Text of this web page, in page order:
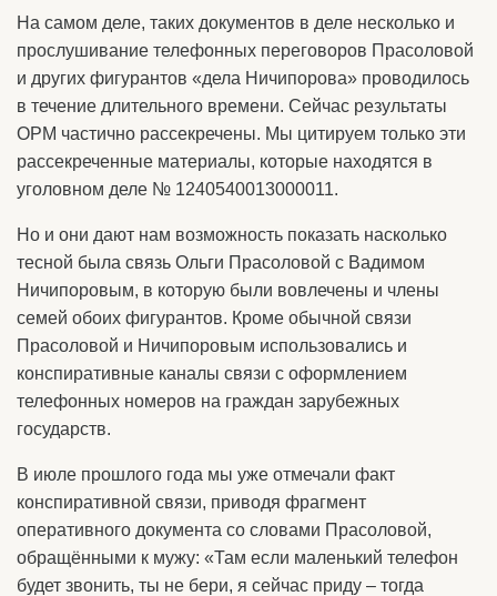
На самом деле, таких документов в деле несколько и
прослушивание телефонных переговоров Прасоловой
и других фигурантов «дела Ничипорова» проводилось
в течение длительного времени. Сейчас результаты
ОРМ частично рассекречены. Мы цитируем только эти
рассекреченные материалы, которые находятся в
уголовном деле № 1240540013000011.
Но и они дают нам возможность показать насколько
тесной была связь Ольги Прасоловой с Вадимом
Ничипоровым, в которую были вовлечены и члены
семей обоих фигурантов. Кроме обычной связи
Прасоловой и Ничипоровым использовались и
конспиративные каналы связи с оформлением
телефонных номеров на граждан зарубежных
государств.
В июле прошлого года мы уже отмечали факт
конспиративной связи, приводя фрагмент
оперативного документа со словами Прасоловой,
обращёнными к мужу: «Там если маленький телефон
будет звонить, ты не бери, я сейчас приду – тогда